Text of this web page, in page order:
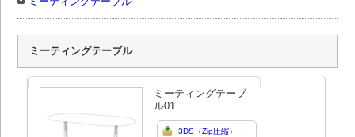
ミーティングテーブル
ミーティングテーブ
ル01
3DS（Zip圧縮）